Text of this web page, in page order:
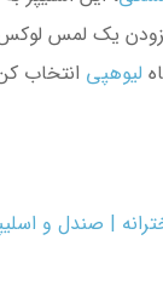
یک لمس لوکس
لیوهپی انتخاب
| صندل و